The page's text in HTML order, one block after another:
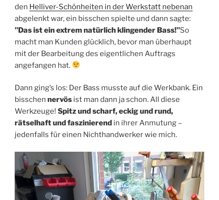
den Helliver-Schönheiten in der Werkstatt nebenan
abgelenkt war, ein bisschen spielte und dann sagte:
”Das ist ein extrem natürlich klingender Bass!”So
macht man Kunden glücklich, bevor man überhaupt
mit der Bearbeitung des eigentlichen Auftrags
angefangen hat.
Dann ging’s los: Der Bass musste auf die Werkbank. Ein
bisschen nervös ist man dann ja schon. All diese
Werkzeuge! Spitz und scharf, eckig und rund,
rätselhaft und faszinierend in ihrer Anmutung –
jedenfalls für einen Nichthandwerker wie mich.